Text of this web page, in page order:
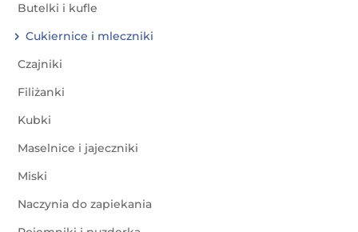
Butelki i kufle
Cukiernice i mleczniki
Czajniki
Filiżanki
Kubki
Maselnice i jajeczniki
Miski
Naczynia do zapiekania